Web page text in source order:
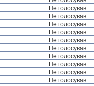
Не голосував
Не голосував
Не голосував
Не голосував
Не голосував
Не голосував
Не голосував
Не голосував
Не голосував
Не голосував